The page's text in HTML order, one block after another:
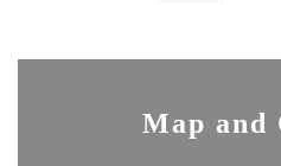
Map and